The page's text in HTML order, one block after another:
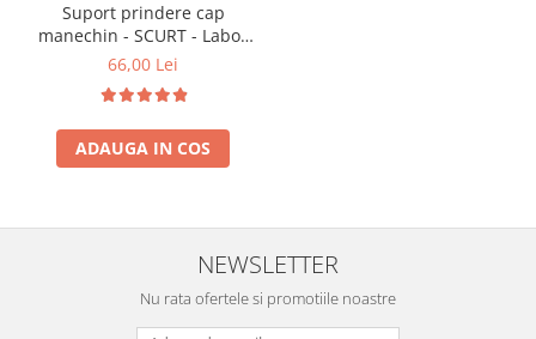
Suport prindere cap
manechin - SCURT - Labor
Pro
66,00 Lei
ADAUGA IN COS
NEWSLETTER
Nu rata ofertele si promotiile noastre